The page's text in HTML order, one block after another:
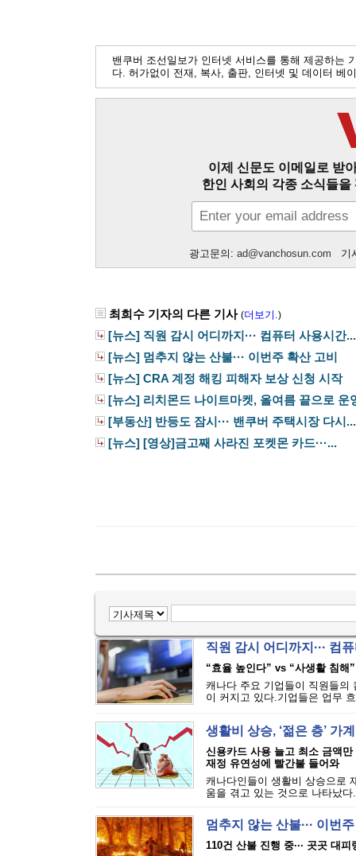
밴쿠버 조선일보가 인터넷 서비스를 통해 제공하는
다. 허가없이 전재, 복사, 출판, 인터넷 및 데이터 베
이제 신문도 이메일로 받
한인 사회의 각종 소식들
광고문의: ad@vanchosun.com 기
최희수 기자의 다른 기사 (더보기.)
[뉴스] 직원 감시 어디까지··· 컴퓨터 사용시간...
[뉴스] 멈추지 않는 산불··· 이번주 확산 고비
[뉴스] CRA 계정 해킹 피해자 보상 신청 시작
[뉴스] 리치몬드 나이트마켓, 올여름 끝으로 운
[부동산] 반등도 잠시··· 밴쿠버 주택시장 다시...
[뉴스] [영상]금고째 사라진 포켓몬 카드···...
직원 감시 어디까지··· 컴
“효율 높인다” vs “사생활 침해”
캐나다 주요 기업들이 직원들의
이 커지고 있다.기업들은 업무
생활비 상승, ‘젊은 층’ 가
신용카드 사용 늘고 최소 금액만
재정 유연성에 빨간불 들어와
캐나다인들이 생활비 상승으로
움을 겪고 있는 것으로 나타났
멈추지 않는 산불··· 이번
110건 산불 진행 중··· 곳곳 대피